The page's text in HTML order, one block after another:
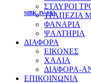
ΣΤΑΥΡΟΙ
ΤΡΑΠΕΖΙΑ
ΦΑΝΑΡΙΑ
ΨΑΛΤΗΡΙΑ
ΔΙΑΦΟΡΑ
ΕΙΚΟΝΕΣ
ΧΑΛΙΑ
ΔΙΑΦΟΡΑ-
ΕΠΙΚΟΙΝΩΝΙΑ
SIBK-IV-103